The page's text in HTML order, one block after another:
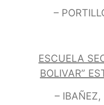
–
ESCUELA
BOLIVAR”
– IBAÑEZ,